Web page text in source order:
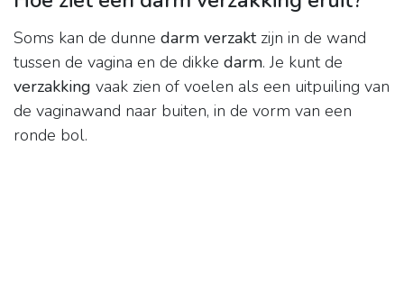
Soms kan de dunne darm verzaktzijn in de wand
tussen de vagina en de dikke darm. Je kunt de
verzakking vaak zien of voelen als een uitpuiling van
de vaginawand naar buiten, in de vorm van een
ronde bol.